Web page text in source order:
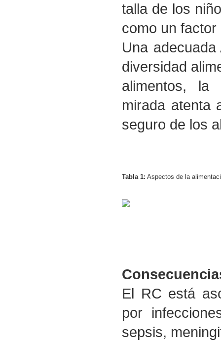
talla de los
como un
Una
diversidad
alimentos, la
mirada atenta
seguro de los
Tabla 1: Aspectos de la
El RC está
por
sepsis,